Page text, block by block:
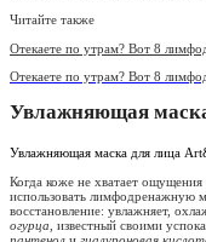
Читайте также
Отекаете по утрам? Вот 8
Отекаете по утрам? Вот 8
Увлажняющая
Увлажняющая маска для лица
Когда коже не хватает
использовать лимфодренажную
восстановление: увлажняет,
огурца , известный своими